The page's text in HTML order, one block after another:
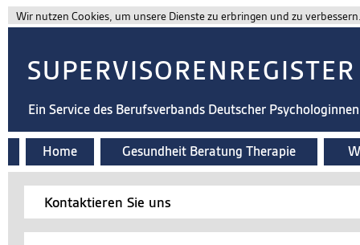
Wir nutzen Cookies, um unsere Dienste zu erbringen und zu
SUPERVISORENREGISTER
Ein Service des Berufsverbands Deutscher
Home Gesundheit Beratung Therapie
Kontaktieren Sie uns